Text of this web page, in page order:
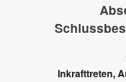
Inkrafttreten,